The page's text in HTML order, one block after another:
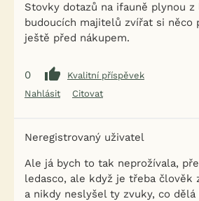
Stovky dotazů na ifauně plynou
budoucích majitelů zvířat si něco
ještě před nákupem.
0
Kvalitní příspěvek
Nahlásit
Citovat
Neregistrovaný uživatel
Ale já bych to tak neprožívala,
ledasco, ale když je třeba člověk
a nikdy neslyšel ty zvuky, co